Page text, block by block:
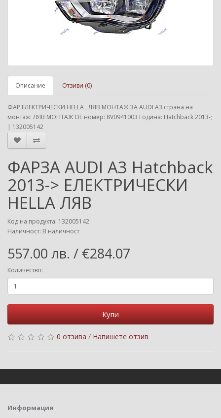
Описание Отзиви (0)
ФАР ЕЛЕКТРИЧЕСКИ HELLA , ЛЯВ МОНТАЖ ЗА AUDI A3 страна на
монтаж: ЛЯВ МОНТАЖ ОЕ номер: 8V0941003 Година: Hatchback 2013-;
| 132005142
ФАРЗА AUDI A3 Hatchback
2013-> ЕЛЕКТРИЧЕСКИ
HELLA ЛЯВ
Код на продукта: 132005142
Наличност: В наличност
557.00 лв. / €284.07
Количество:
Купи
0 отзива / Напишете отзив
Информация